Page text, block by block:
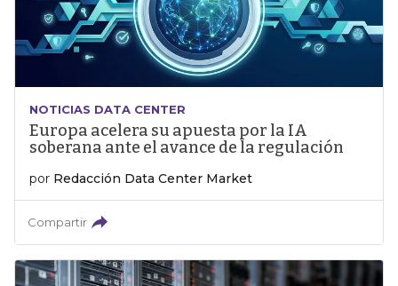
NOTICIAS DATA CENTER
Europa acelera su apuesta por la IA
soberana ante el avance de la regulación
por Redacción Data Center Market
Compartir